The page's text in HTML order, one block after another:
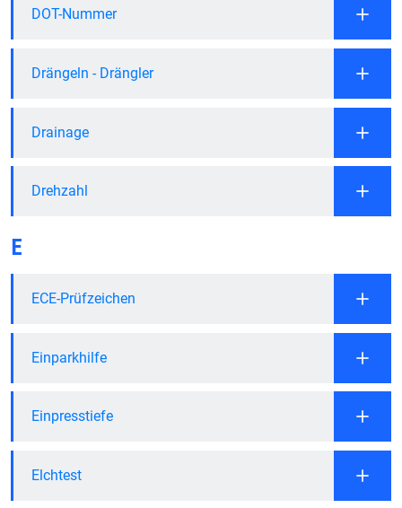
DOT-Nummer
Drängeln - Drängler
Drainage
Drehzahl
E
ECE-Prüfzeichen
Einparkhilfe
Einpresstiefe
Elchtest